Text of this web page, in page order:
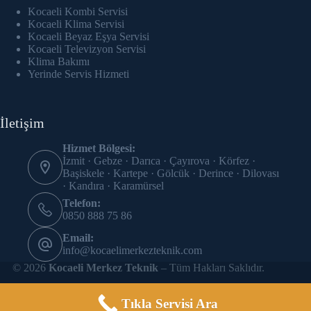
panel
Panel
panel
panel
panel
panel
panel
panel
panel
Kocaeli Kombi Servisi
Kocaeli Klima Servisi
Kocaeli Beyaz Eşya Servisi
Kocaeli Televizyon Servisi
Klima Bakımı
Yerinde Servis Hizmeti
İletişim
Hizmet Bölgesi:
İzmit · Gebze · Darıca · Çayırova · Körfez ·
Başiskele · Kartepe · Gölcük · Derince · Dilovası
· Kandıra · Karamürsel
Telefon:
0850 888 75 86
Email:
info@kocaelimerkezteknik.com
© 2026Kocaeli Merkez Teknik – Tüm Hakları Saklıdır.
Tıkla Servisi Ara